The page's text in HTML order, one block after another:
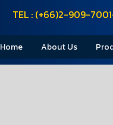
TEL : (+66)2-909-
Home About Us